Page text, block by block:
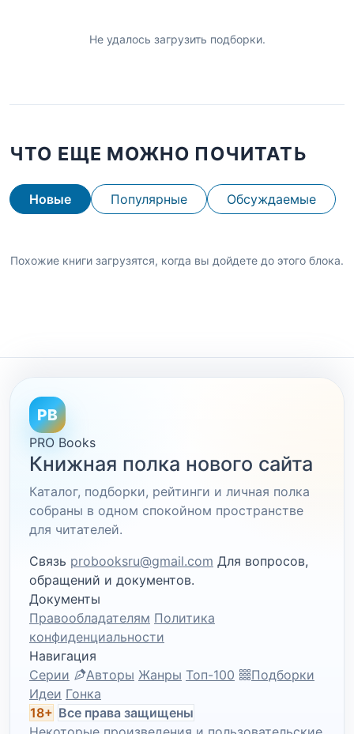
Не удалось загрузить подборки.
ЧТО ЕЩЕ МОЖНО ПОЧИТАТЬ
Новые Популярные Обсуждаемые
Похожие книги загрузятся, когда вы дойдете до этого блока.
PB
PRO Books
Книжная полка нового сайта
Каталог, подборки, рейтинги и личная полка
собраны в одном спокойном пространстве
для читателей.
Связь probooksru@gmail.com Для вопросов,
обращений и документов.
Документы
Правообладателям Политика
конфиденциальности
Навигация
Серии
Авторы Жанры Топ-100
Подборки
Идеи Гонка
18+ Все права защищены